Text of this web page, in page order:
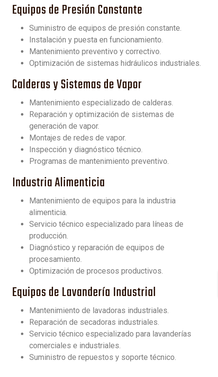
Equipos de Presión Constante
Suministro de equipos de presión constante.
Instalación y puesta en funcionamiento.
Mantenimiento preventivo y correctivo.
Optimización de sistemas hidráulicos industriales.
Calderas y Sistemas de Vapor
Mantenimiento especializado de calderas.
Reparación y optimización de sistemas de
generación de vapor.
Montajes de redes de vapor.
Inspección y diagnóstico técnico.
Programas de mantenimiento preventivo.
Industria Alimenticia
Mantenimiento de equipos para la industria
alimenticia.
Servicio técnico especializado para líneas de
producción.
Diagnóstico y reparación de equipos de
procesamiento.
Optimización de procesos productivos.
Equipos de Lavandería Industrial
Mantenimiento de lavadoras industriales.
Reparación de secadoras industriales.
Servicio técnico especializado para lavanderías
comerciales e industriales.
Suministro de repuestos y soporte técnico.